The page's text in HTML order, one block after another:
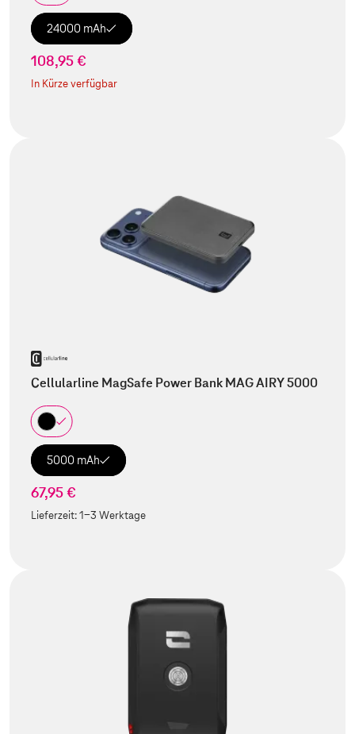
24000 mAh
108,95 €
In Kürze verfügbar
Cellularline MagSafe Power Bank MAG AIRY 5000
5000 mAh
67,95 €
Lieferzeit:1-3 Werktage